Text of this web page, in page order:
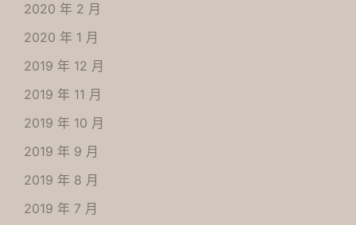
2020 年 2 月
2020 年 1 月
2019 年 12 月
2019 年 11 月
2019 年 10 月
2019 年 9 月
2019 年 8 月
2019 年 7 月